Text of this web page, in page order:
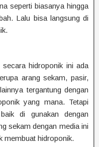
seperti biasanya hingga
Lalu bisa langsung di
secara hidroponik ini ada
arang sekam, pasir,
tergantung dengan
yang mana. Tetapi
di gunakan dengan
sekam dengan media ini
membuat hidroponik.